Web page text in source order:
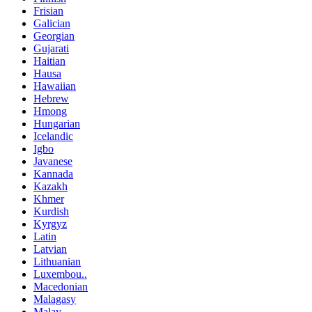
Frisian
Galician
Georgian
Gujarati
Haitian
Hausa
Hawaiian
Hebrew
Hmong
Hungarian
Icelandic
Igbo
Javanese
Kannada
Kazakh
Khmer
Kurdish
Kyrgyz
Latin
Latvian
Lithuanian
Luxembou..
Macedonian
Malagasy